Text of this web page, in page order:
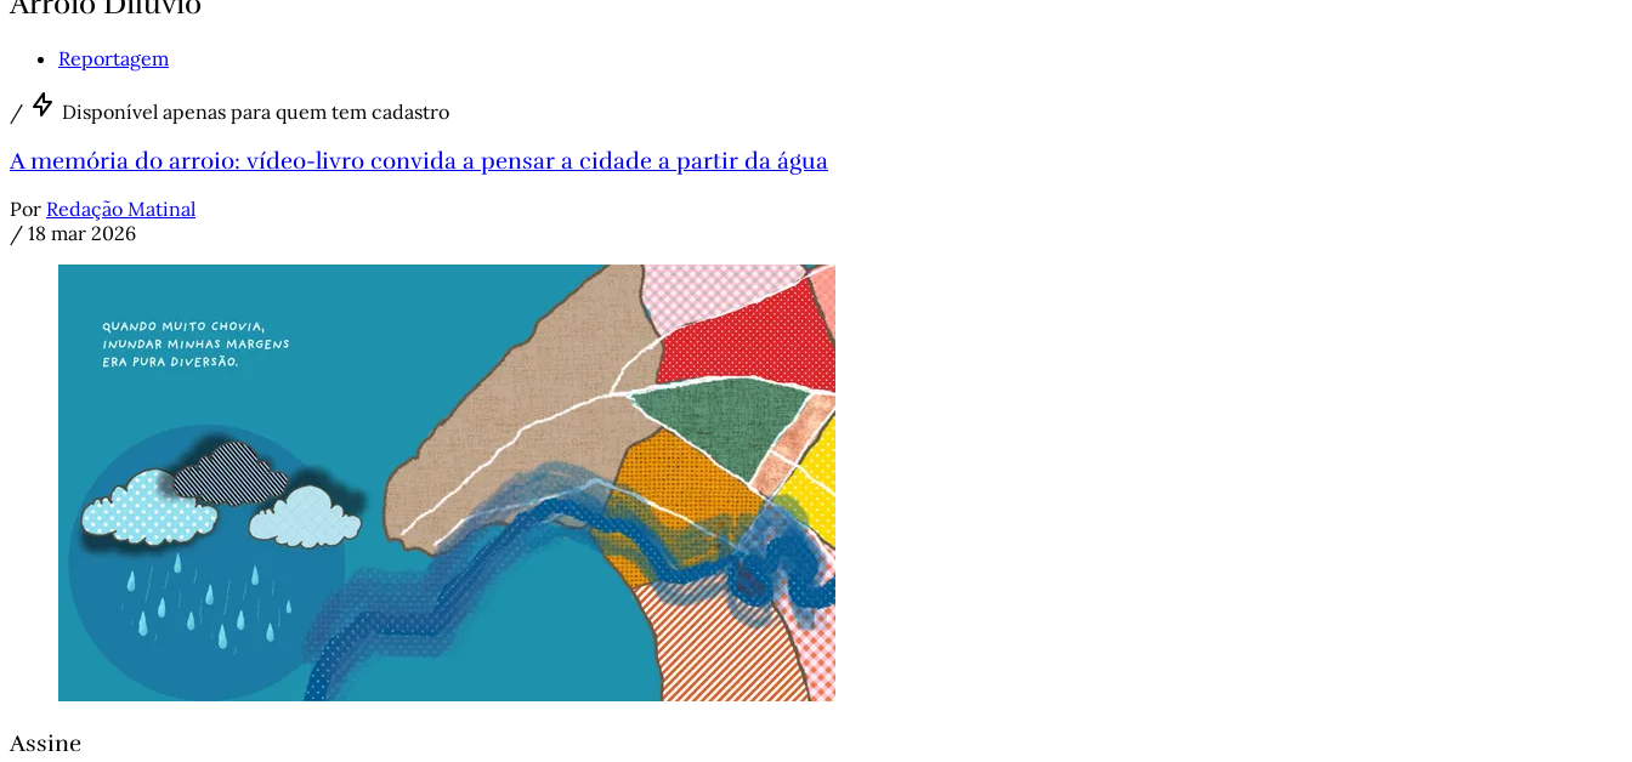
Reportagem
/ Disponível apenas para quem tem cadastro
A memória do arroio: vídeo-livro convida a pensar a cidade a partir da água
Por Redação Matinal
/ 18 mar 2026
Assine